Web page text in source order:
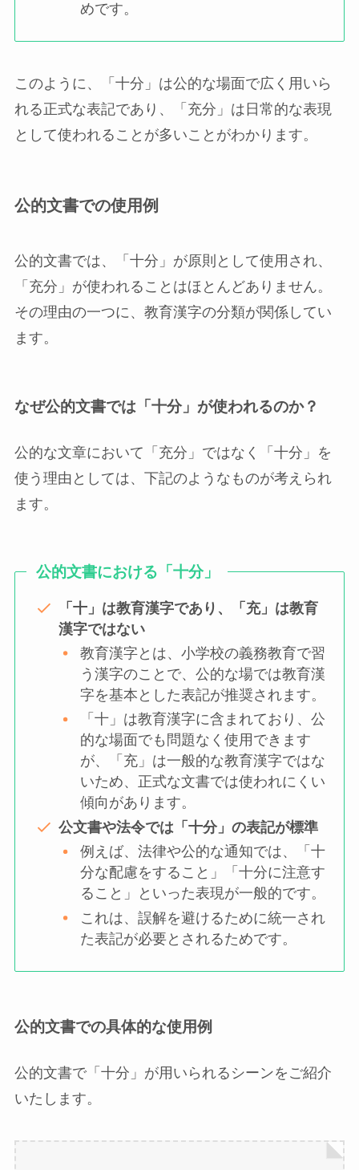
めです。
このように、「十分」は公的な場面で広く用いら
れる正式な表記であり、「充分」は日常的な表現
として使われることが多いことがわかります。
公的文書での使用例
公的文書では、「十分」が原則として使用され、
「充分」が使われることはほとんどありません。
その理由の一つに、教育漢字の分類が関係してい
ます。
なぜ公的文書では「十分」が使われるのか？
公的な文章において「充分」ではなく「十分」を
使う理由としては、下記のようなものが考えられ
ます。
公的文書における「十分」
「十」は教育漢字であり、「充」は教育
漢字ではない
教育漢字とは、小学校の義務教育で習
う漢字のことで、公的な場では教育漢
字を基本とした表記が推奨されます。
「十」は教育漢字に含まれており、公
的な場面でも問題なく使用できます
が、「充」は一般的な教育漢字ではな
いため、正式な文書では使われにくい
傾向があります。
公文書や法令では「十分」の表記が標準
例えば、法律や公的な通知では、「十
分な配慮をすること」「十分に注意す
ること」といった表現が一般的です。
これは、誤解を避けるために統一され
た表記が必要とされるためです。
公的文書での具体的な使用例
公的文書で「十分」が用いられるシーンをご紹介
いたします。